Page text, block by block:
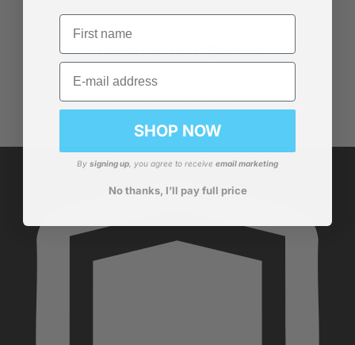
Reseñas de Clientes
Sé el primero en escribir una reseña
First name
Email
SHOP NOW
By signing up , you agree to receive email marketing
No thanks, I’ll pay full price